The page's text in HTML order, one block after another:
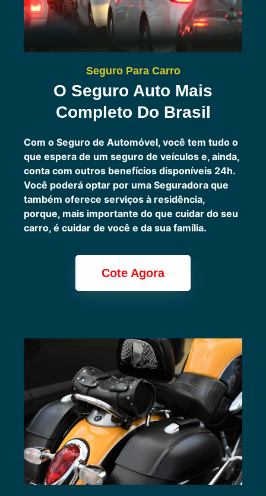
Seguro Para Carro
O Seguro Auto Mais
Completo Do Brasil
Com o Seguro de Automóvel, você tem tudo o
que espera de um seguro de veículos e, ainda,
conta com outros benefícios disponíveis 24h.
Você poderá optar por uma Seguradora que
também oferece serviços à residência,
porque, mais importante do que cuidar do seu
carro, é cuidar de você e da sua família.
Cote Agora